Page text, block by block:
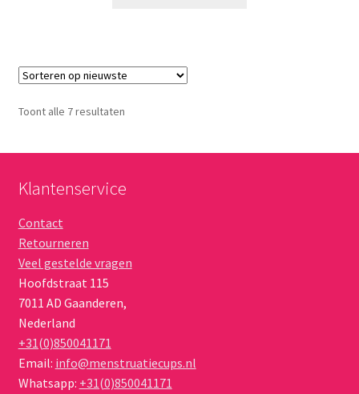
Toont alle 7 resultatenGesorteerd
Klantenservice
Contact
Retourneren
Veel gestelde vragen
Hoofdstraat 115
7011 AD Gaanderen,
Nederland
+31(0)850041171
Email: info@menstruatiecups.nl
Whatsapp: +31(0)850041171